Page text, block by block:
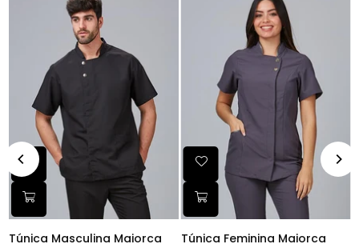
Túnica Masculina Maiorca Túnica Feminina Maiorca